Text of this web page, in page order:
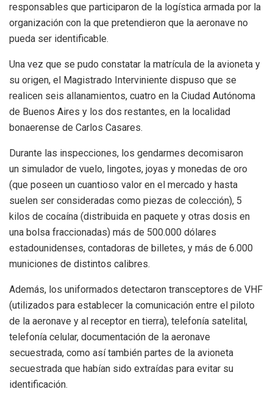
responsables que participaron de la logística armada por la
organización con la que pretendieron que la aeronave no
pueda ser identificable.
Una vez que se pudo constatar la matrícula de la avioneta y
su origen, el Magistrado Interviniente dispuso que se
realicen seis allanamientos, cuatro en la Ciudad Autónoma
de Buenos Aires y los dos restantes, en la localidad
bonaerense de Carlos Casares.
Durante las inspecciones, los gendarmes decomisaron
un simulador de vuelo, lingotes, joyas y monedas de oro
(que poseen un cuantioso valor en el mercado y hasta
suelen ser consideradas como piezas de colección), 5
kilos de cocaína (distribuida en paquete y otras dosis en
una bolsa fraccionadas) más de 500.000 dólares
estadounidenses, contadoras de billetes, y más de 6.000
municiones de distintos calibres.
Además, los uniformados detectaron transceptores de VHF
(utilizados para establecer la comunicación entre el piloto
de la aeronave y al receptor en tierra), telefonía satelital,
telefonía celular, documentación de la aeronave
secuestrada, como así también partes de la avioneta
secuestrada que habían sido extraídas para evitar su
identificación.